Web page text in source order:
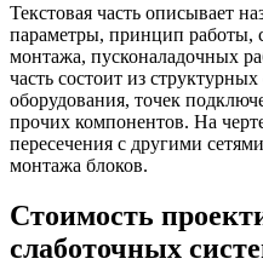
Текстовая часть описывает
параметры, принцип работы,
монтажа, пусконаладочных
часть состоит из
оборудования, точек
прочих компонентов. На
пересечения с другими
монтажа блоков.
Стоимость
слаботочных